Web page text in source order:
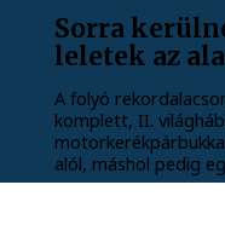
Sorra
leletek az
A folyó
komplett, II.
alól, máshol pedig